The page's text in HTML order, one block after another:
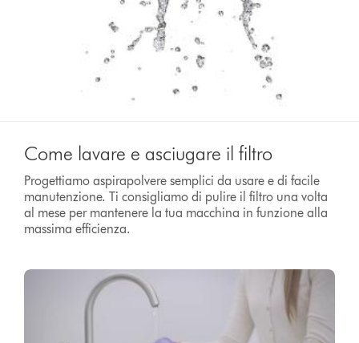
Come lavare e asciugare il filtro
Progettiamo aspirapolvere semplici da usare e di facile
manutenzione. Ti consigliamo di pulire il filtro una volta
al mese per mantenere la tua macchina in funzione alla
massima efficienza.